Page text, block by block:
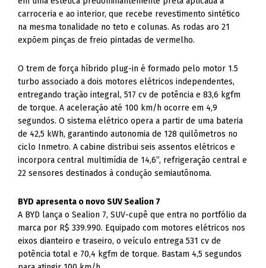
carroceria e ao interior, que recebe revestimento sintético
na mesma tonalidade no teto e colunas. As rodas aro 21
expõem pinças de freio pintadas de vermelho.
O trem de força híbrido plug-in é formado pelo motor 1.5
turbo associado a dois motores elétricos independentes,
entregando tração integral, 517 cv de potência e 83,6 kgfm
de torque. A aceleração até 100 km/h ocorre em 4,9
segundos. O sistema elétrico opera a partir de uma bateria
de 42,5 kWh, garantindo autonomia de 128 quilômetros no
ciclo Inmetro. A cabine distribui seis assentos elétricos e
incorpora central multimídia de 14,6”, refrigeração central e
22 sensores destinados à condução semiautônoma.
BYD apresenta o novo SUV Sealion 7
A BYD lança o Sealion 7, SUV-cupê que entra no portfólio da
marca por R$ 339.990. Equipado com motores elétricos nos
eixos dianteiro e traseiro, o veículo entrega 531 cv de
potência total e 70,4 kgfm de torque. Bastam 4,5 segundos